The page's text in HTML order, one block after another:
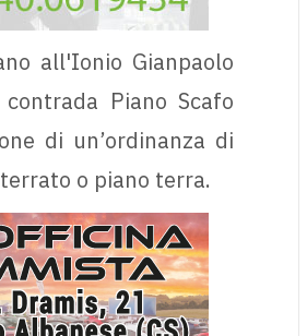
all'Ionio Gianpaolo
Piano Scafo
di un’ordinanza di
o piano terra.